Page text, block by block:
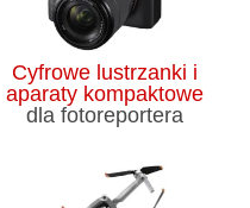
Cyfrowe lustrzanki i
aparaty kompaktowe
dla fotoreportera